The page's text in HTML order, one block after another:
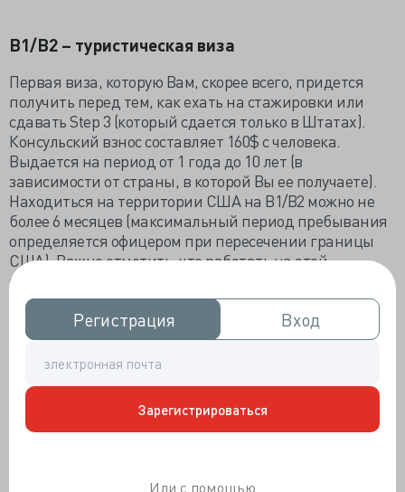
Регистрация
Регистрация Вход
Вход
Зарегистрироваться
Или с помощью
B1/B2 – туристическая виза
Первая виза, которую Вам, скорее всего, придется
получить перед тем, как ехать на стажировки или
сдавать Step 3 (который сдается только в Штатах).
Консульский взнос составляет 160$ с человека.
Выдается на период от 1 года до 10 лет (в
зависимости от страны, в которой Вы ее получаете).
Находиться на территории США на B1/B2 можно не
более 6 месяцев (максимальный период пребывания
определяется офицером при пересечении границы
США). Важно отметить, что работать на этой
категории визы нельзя, поэтому, при поступлении на
резидентуру, необходимо будет менять визу на J1 или
J1 – виза участников программ обмена
Самая частая неиммиграционная виза, которую
получают резиденты. Виза спонсируется ECFMG.